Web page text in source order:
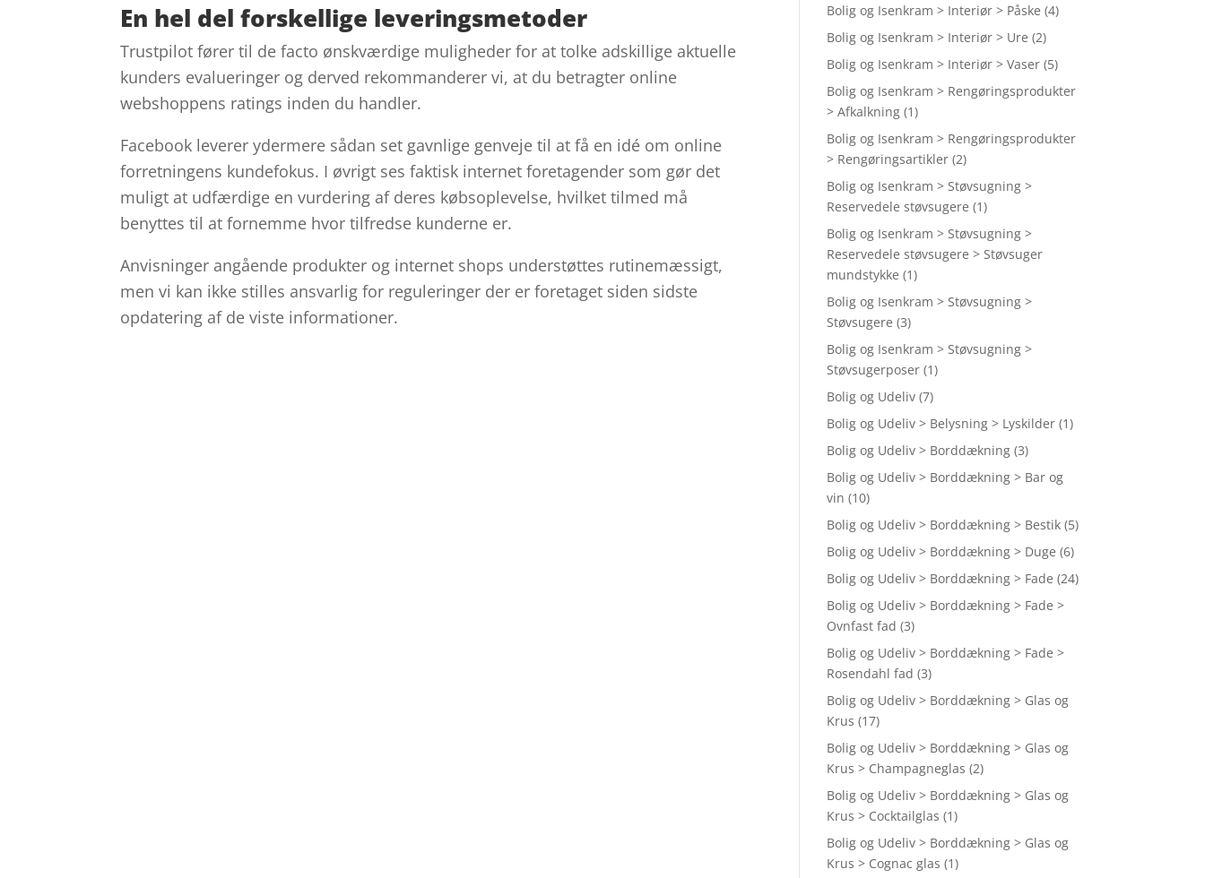
En hel del forskellige leveringsmetoder
Trustpilot fører til de facto ønskværdige muligheder for at tolke adskillige aktuelle
kunders evalueringer og derved rekommanderer vi, at du betragter online
webshoppens ratings inden du handler.
Facebook leverer ydermere sådan set gavnlige genveje til at få en idé om online
forretningens kundefokus. I øvrigt ses faktisk internet foretagender som gør det
muligt at udfærdige en vurdering af deres købsoplevelse, hvilket tilmed må
benyttes til at fornemme hvor tilfredse kunderne er.
Anvisninger angående produkter og internet shops understøttes rutinemæssigt,
men vi kan ikke stilles ansvarlig for reguleringer der er foretaget siden sidste
opdatering af de viste informationer.
Bolig og Isenkram > Interiør > Påske (4)
Bolig og Isenkram > Interiør > Ure (2)
Bolig og Isenkram > Interiør > Vaser (5)
Bolig og Isenkram > Rengøringsprodukter
> Afkalkning (1)
Bolig og Isenkram > Rengøringsprodukter
> Rengøringsartikler (2)
Bolig og Isenkram > Støvsugning >
Reservedele støvsugere (1)
Bolig og Isenkram > Støvsugning >
Reservedele støvsugere > Støvsuger
mundstykke (1)
Bolig og Isenkram > Støvsugning >
Støvsugere (3)
Bolig og Isenkram > Støvsugning >
Støvsugerposer (1)
Bolig og Udeliv (7)
Bolig og Udeliv > Belysning > Lyskilder (1)
Bolig og Udeliv > Borddækning (3)
Bolig og Udeliv > Borddækning > Bar og
vin (10)
Bolig og Udeliv > Borddækning > Bestik (5)
Bolig og Udeliv > Borddækning > Duge (6)
Bolig og Udeliv > Borddækning > Fade (24)
Bolig og Udeliv > Borddækning > Fade >
Ovnfast fad (3)
Bolig og Udeliv > Borddækning > Fade >
Rosendahl fad (3)
Bolig og Udeliv > Borddækning > Glas og
Krus (17)
Bolig og Udeliv > Borddækning > Glas og
Krus > Champagneglas (2)
Bolig og Udeliv > Borddækning > Glas og
Krus > Cocktailglas (1)
Bolig og Udeliv > Borddækning > Glas og
Krus > Cognac glas (1)